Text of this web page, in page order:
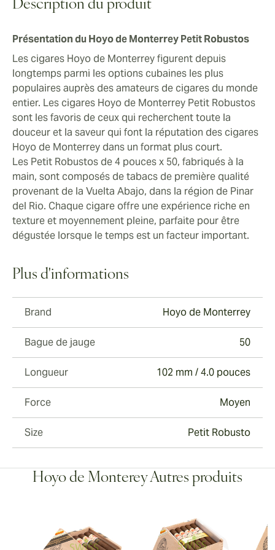
en ville ou en voyage, ces cigares Petit Robustos
Description du produit
Présentation du Hoyo de Monterrey Petit Robustos
Les cigares Hoyo de Monterrey figurent depuis
longtemps parmi les options cubaines les plus
populaires auprès des amateurs de cigares du monde
entier. Les cigares Hoyo de Monterrey Petit Robustos
sont les favoris de ceux qui recherchent toute la
douceur et la saveur qui font la réputation des cigares
Hoyo de Monterrey dans un format plus court.
Les Petit Robustos de 4 pouces x 50, fabriqués à la
main, sont composés de tabacs de première qualité
provenant de la Vuelta Abajo, dans la région de Pinar
del Rio. Chaque cigare offre une expérience riche en
texture et moyennement pleine, parfaite pour être
dégustée lorsque le temps est un facteur important.
Plus d'informations
Brand Hoyo de Monterrey
Bague de jauge 50
Longueur 102 mm / 4.0 pouces
Force Moyen
Size Petit Robusto
Hoyo de Monterey Autres produits